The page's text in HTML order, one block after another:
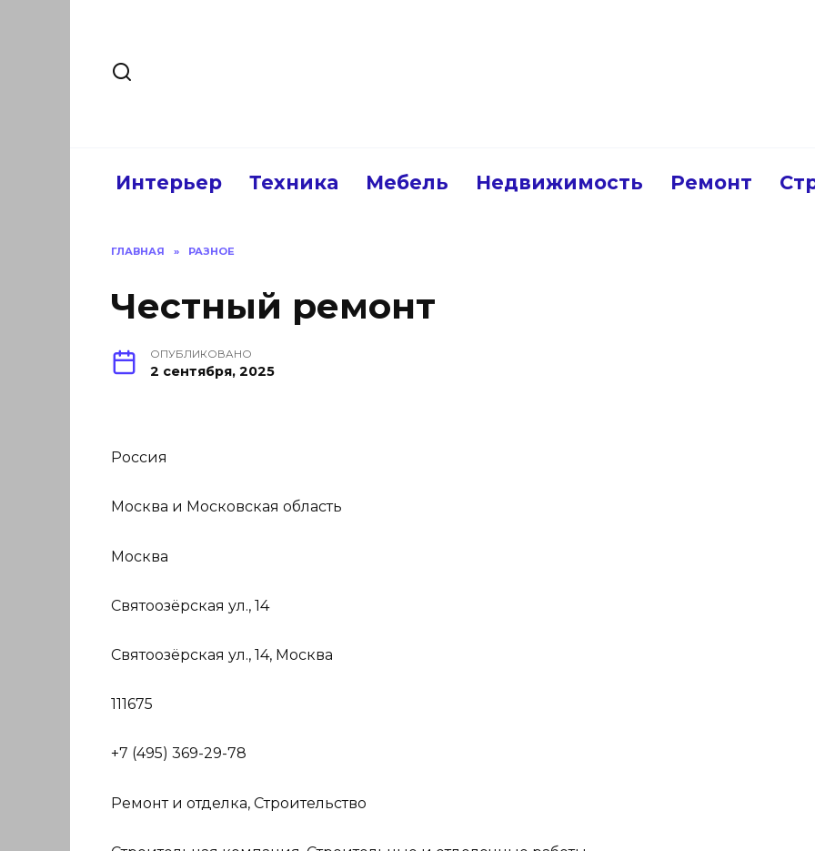
Интерьер Техника Мебель Недвижимость Ремонт
ГЛАВНАЯ » РАЗНОЕ
Честный ремонт
ОПУБЛИКОВАНО
2 сентября, 2025
Россия
Москва и Московская область
Москва
Святоозёрская ул., 14
Святоозёрская ул., 14, Москва
111675
+7 (495) 369-29-78
Ремонт и отделка, Строительство